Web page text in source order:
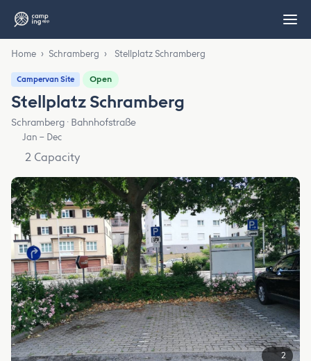
Home › Schramberg › Stellplatz Schramberg
Campervan Site Open
Stellplatz Schramberg
Schramberg · Bahnhofstraße
Jan – Dec
2 Capacity
2